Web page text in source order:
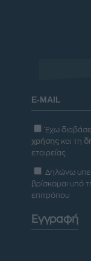
Έχω
χρήσης και τη
εταιρείας
Δηλώνω
βρίσκομαι υπό
επιτρόπου
Εγγραφή